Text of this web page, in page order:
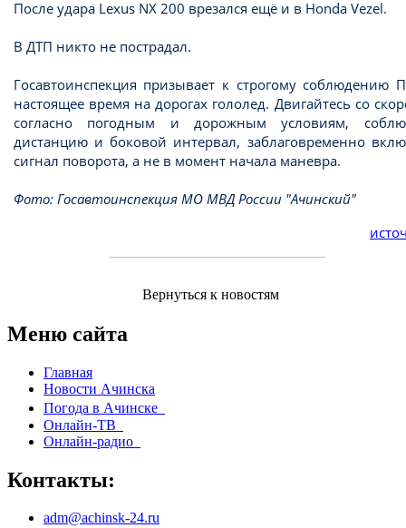
После удара Lexus NX 200 врезался ещё и в Honda Vezel.
В ДТП никто не пострадал.
Госавтоинспекция призывает к строгому соблюдению
настоящее время на дорогах гололед. Двигайтесь со
согласно погодным и дорожным условиям,
дистанцию и боковой интервал, заблаговременно
сигнал поворота, а не в момент начала маневра.
Фото: Госавтоинспекция МО МВД России "Ачинский"
Вернуться к новостям
Меню сайта
Главная
Новости Ачинска
Погода в Ачинске
Онлайн-ТВ
Онлайн-радио
Контакты:
adm@achinsk-24.ru